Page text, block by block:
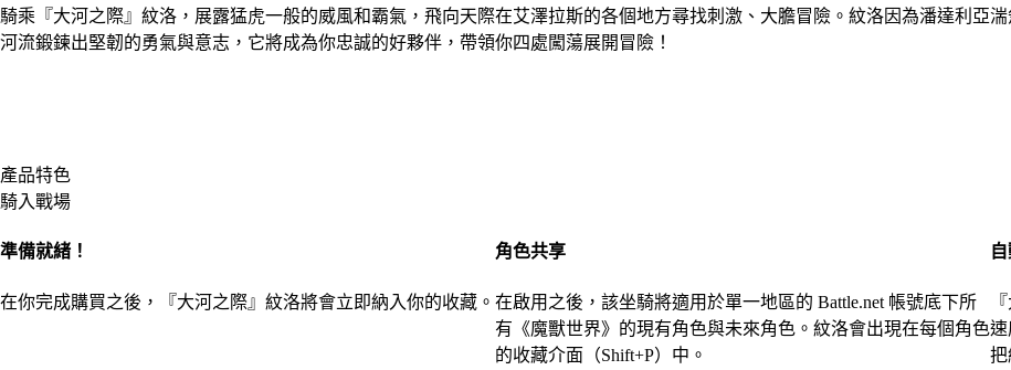
騎乘『大河之際』紋洛，展露猛虎一般的威風和霸氣，飛向天際在艾澤拉斯的各個地方尋找刺激、大膽冒險。紋洛因為潘達利亞
河流鍛鍊出堅韌的勇氣與意志，它將成為你忠誠的好夥伴，帶領你四處闖蕩展開冒險！
產品特色
騎入戰場
準備就緒！
在你完成購買之後，『大河之際』紋洛將會立即納入你的收藏。
角色共享
在啟用之後，該坐騎將適用於單一地區的 Battle.net 帳號底下所
有《魔獸世界》的現有角色與未來角色。紋洛會出現在每個角色
的收藏介面（Shift+P）中。
速
把